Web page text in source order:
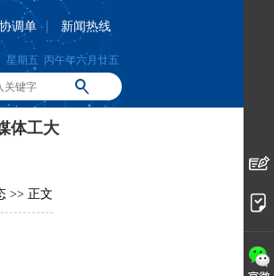
调单 | 新闻热线
星期五 丙午年六月廿五
体工大
>> 正文